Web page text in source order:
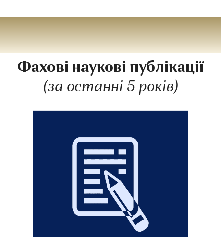
Фахові наукові публікації
(за останні 5 років)